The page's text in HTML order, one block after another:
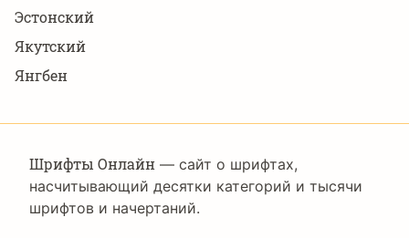
Эстонский
Якутский
Янгбен
Шрифты Онлайн — сайт о шрифтах,
насчитывающий десятки категорий и тысячи
шрифтов и начертаний.